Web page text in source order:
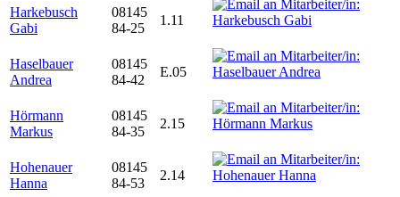
Harkebusch
Gabi
08145
84-25
1.11
Haselbauer
Andrea
08145
84-42
E.05
Hörmann
Markus
08145
84-35
2.15
Hohenauer
Hanna
08145
84-53
2.14